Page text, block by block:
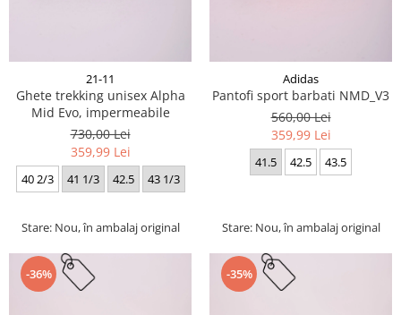
21-11
Ghete trekking unisex Alpha
Mid Evo, impermeabile
730,00 Lei
359,99 Lei
40 2/3 41 1/3 42.5 43 1/3
Stare: Nou, în ambalaj original
Adidas
Pantofi sport barbati NMD_V3
560,00 Lei
359,99 Lei
41.5 42.5 43.5
Stare: Nou, în ambalaj original
-36% -35%